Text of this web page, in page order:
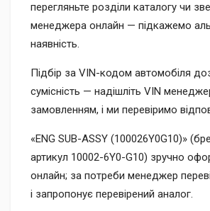
перегляньте розділи каталогу чи
менеджера онлайн — підкажемо
наявність.
Підбір за VIN-кодом автомобіля
сумісність — надішліть VIN
замовленням, і ми перевіримо
«ENG SUB-ASSY (100026Y0G10)»
артикул 10002-6Y0-G10) зручно
онлайн; за потреби менеджер
і запропонує перевірений аналог.